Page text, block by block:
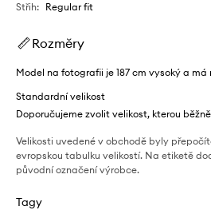
Střih: Regular fit
Rozměry
Model na fotografii je 187 cm vysoký a má
Standardní velikost
Doporučujeme zvolit velikost, kterou
Velikosti uvedené v obchodě byly
evropskou tabulku velikostí. Na etiketě
původní označení výrobce.
Tagy